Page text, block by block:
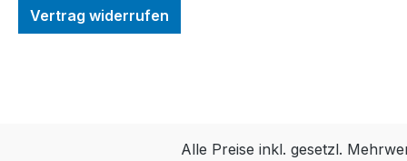
Vertrag widerrufen
Alle Preise inkl. gesetzl.